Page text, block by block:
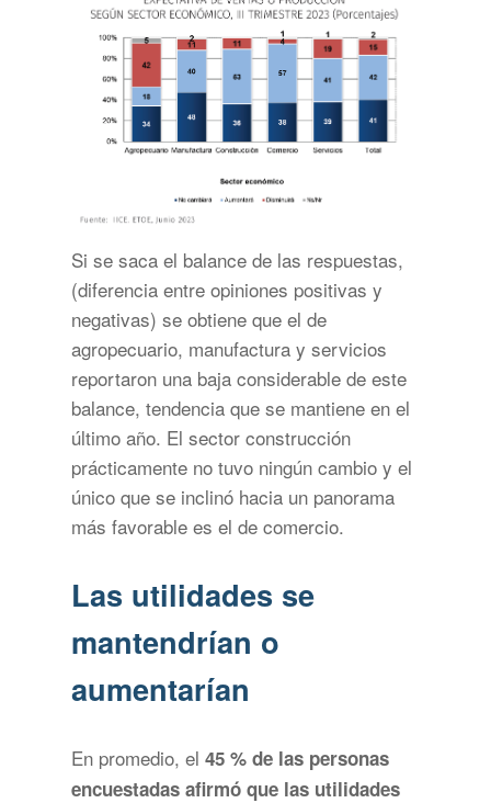
Si se saca el balance de las respuestas,
(diferencia entre opiniones positivas y
negativas) se obtiene que el de
agropecuario, manufactura y servicios
reportaron una baja considerable de este
balance, tendencia que se mantiene en el
último año. El sector construcción
prácticamente no tuvo ningún cambio y el
único que se inclinó hacia un panorama
más favorable es el de comercio.
Las utilidades se
mantendrían o
aumentarían
En promedio, el 45 % de las personas
encuestadas afirmó que las utilidades